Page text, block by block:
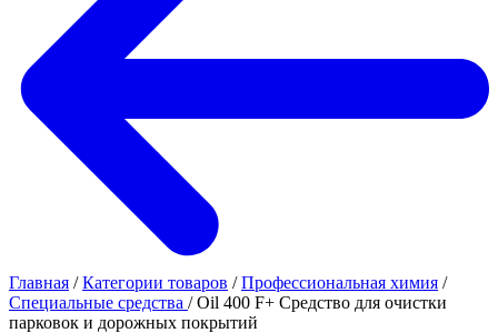
Главная / Категории товаров / Профессиональная химия /
Специальные средства / Oil 400 F+ Средство для очистки
парковок и дорожных покрытий